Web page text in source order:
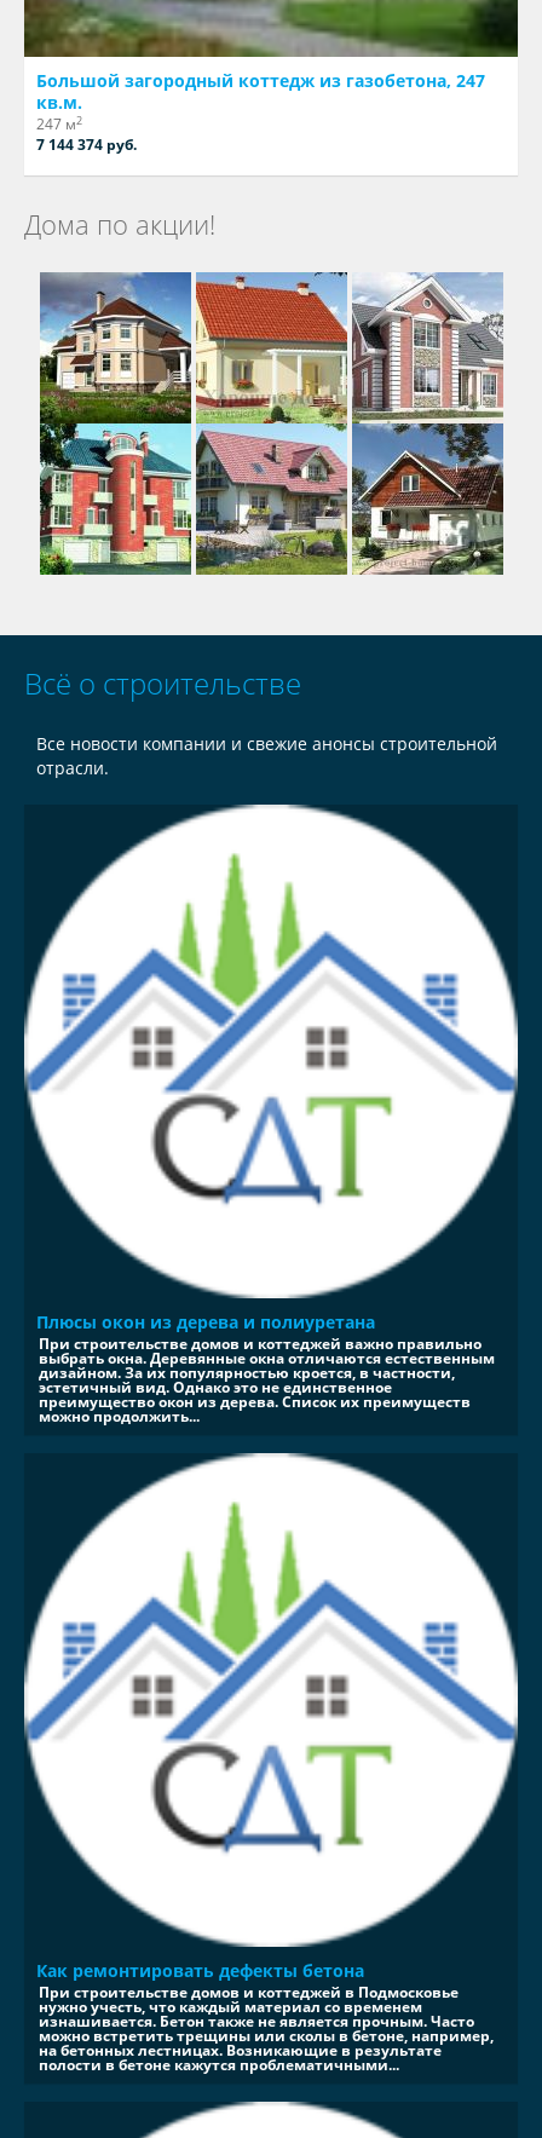
Большой загородный коттедж из газобетона, 247
кв.м.
247 м2
7 144 374 руб.
Дома по акции!
Всё о строительстве
Все новости компании и свежие анонсы строительной
отрасли.
Плюсы окон из дерева и полиуретана
При строительстве домов и коттеджей важно правильно
выбрать окна. Деревянные окна отличаются естественным
дизайном. За их популярностью кроется, в частности,
эстетичный вид. Однако это не единственное
преимущество окон из дерева. Список их преимуществ
можно продолжить...
Как ремонтировать дефекты бетона
При строительстве домов и коттеджей в Подмосковье
нужно учесть, что каждый материал со временем
изнашивается. Бетон также не является прочным. Часто
можно встретить трещины или сколы в бетоне, например,
на бетонных лестницах. Возникающие в результате
полости в бетоне кажутся проблематичными...